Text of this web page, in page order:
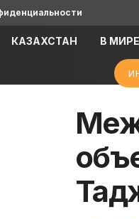
КАЗАХСТАН В МИРЕ